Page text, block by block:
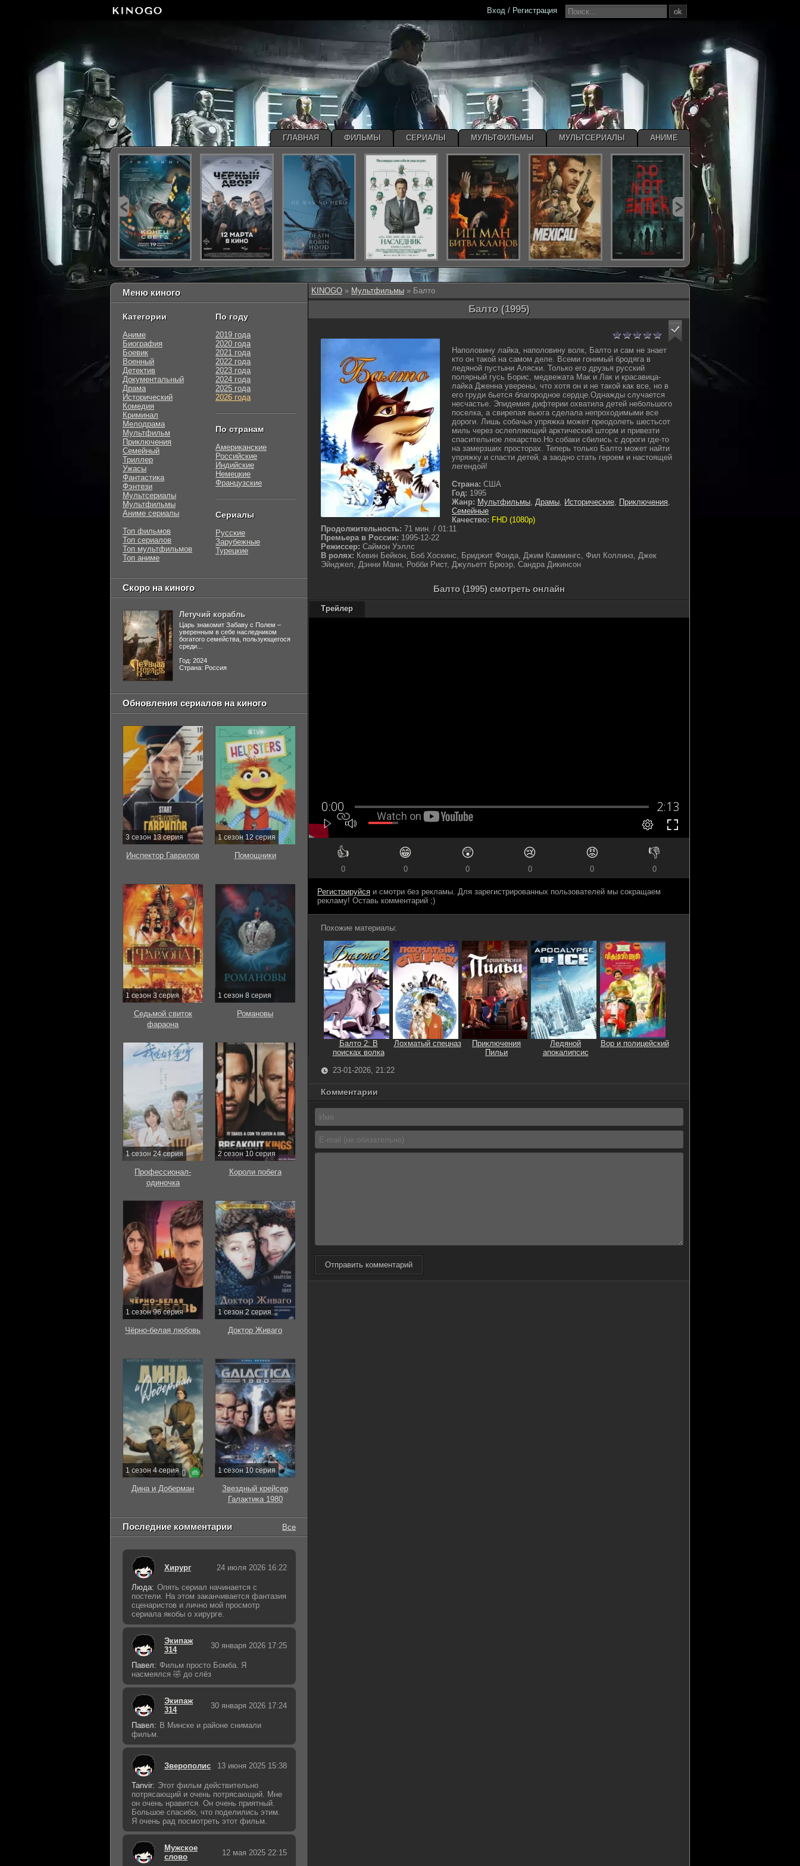
KINOGO » Мультфильмы » Балто
Балто (1995)
Наполовину лайка, наполовину волк, Балто и сам не знает
кто он такой на самом деле. Всеми гонимый бродяга в
ледяной пустыни Аляски. Только его друзья русский
полярный гусь Борис, медвежата Мак и Лак и красавица-
лайка Дженна уверены, что хотя он и не такой как все, но в
его груди бьется благородное сердце.Однажды случается
несчастье. Эпидемия дифтерии охватила детей небольшого
поселка, а свирепая вьюга сделала непроходимыми все
дороги. Лишь собачья упряжка может преодолеть шестьсот
миль через ослепляющий арктический шторм и привезти
спасительное лекарство.Но собаки сбились с дороги где-то
на замерзших просторах. Теперь только Балто может найти
упряжку и спасти детей, а заодно стать героем и настоящей
легендой!
Страна: США
Год: 1995
Жанр: Мультфильмы, Драмы, Исторические, Приключения,
Семейные
Качество: FHD (1080p)
Продолжительность: 71 мин. / 01:11
Премьера в России: 1995-12-22
Режиссер: Саймон Уэллс
В ролях: Кевин Бейкон, Боб Хоскинс, Бриджит Фонда, Джим Каммингс, Фил Коллинз, Джек
Эйнджел, Дэнни Манн, Робби Рист, Джульетт Брюэр, Сандра Дикинсон
Балто (1995) смотреть онлайн
Трейлер
👍
0
😁
0
😲
0
😢
0
😡
0
👎
0
Регистрируйся и смотри без рекламы. Для зарегистрированных пользователей мы сокращаем
рекламу! Оставь комментарий ;)
Похожие материалы:
Балто 2: В
поисках волка
Лохматый спецназ
Приключения
Пильи
Ледяной
апокалипсис
Вор и полицейский
23-01-2026, 21:22
Комментарии
Отправить комментарий
Меню киного
Категории
Аниме
Биография
Боевик
Военный
Детектив
Документальный
Драма
Исторический
Комедия
Криминал
Мелодрама
Мультфильм
Приключения
Семейный
Триллер
Ужасы
Фантастика
Фэнтези
Мультсериалы
Мультфильмы
Аниме сериалы
Топ фильмов
Топ сериалов
Топ мультфильмов
Топ аниме
По году
2019 года
2020 года
2021 года
2022 года
2023 года
2024 года
2025 года
2026 года
По странам
Американские
Российские
Индийские
Немецкие
Французские
Сериалы
Русские
Зарубежные
Турецкие
Скоро на киного
Летучий корабль
Царь знакомит Забаву с Полем –
уверенным в себе наследником
богатого семейства, пользующегося
среди...
Год: 2024
Страна: Россия
Обновления сериалов на киного
3 сезон 13 серия
Инспектор Гаврилов
1 сезон 12 серия
Помощники
1 сезон 3 серия
Седьмой свиток
фараона
1 сезон 8 серия
Романовы
1 сезон 24 серия
Профессионал-
одиночка
2 сезон 10 серия
Короли побега
1 сезон 96 серия
Чёрно-белая любовь
1 сезон 2 серия
Доктор Живаго
1 сезон 4 серия
Дина и Доберман
1 сезон 10 серия
Звездный крейсер
Галактика 1980
Последние комментарии Все
Хирург 24 июля 2026 16:22
Люда: Опять сериал начинается с
постели. На этом заканчивается фантазия
сценаристов и лично мой просмотр
сериала якобы о хирурге.
Экипаж
314
30 января 2026 17:25
Павел: Фильм просто Бомба. Я
насмеялся 🤣 до слёз
Экипаж
314
30 января 2026 17:24
Павел: В Минске и районе снимали
фильм.
Зверополис 13 июня 2025 15:38
Tanvir: Этот фильм действительно
потрясающий и очень потрясающий. Мне
он очень нравится. Он очень приятный.
Большое спасибо, что поделились этим.
Я очень рад посмотреть этот фильм.
Мужское
слово
12 мая 2025 22:15
ok
Вход / Регистрация
ГЛАВНАЯ ФИЛЬМЫ СЕРИАЛЫ МУЛЬТФИЛЬМЫ МУЛЬТСЕРИАЛЫ АНИМЕ